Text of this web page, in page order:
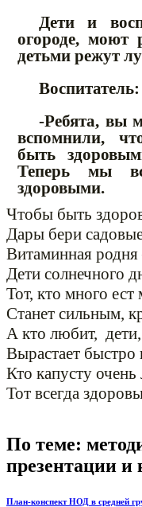
Дети и
огороде, моют
детьми режут
Воспитатель:
-Ребята, вы
вспомнили,
быть
Теперь мы
здоровыми.
Чтобы быть
Дары бери
Витаминная родня
Дети солнечного
Тот, кто много ест
Станет сильным,
А кто любит,
Вырастает быстро
Кто капусту
Тот всегда
По теме:
презентации и
План-конспект НОД в средней